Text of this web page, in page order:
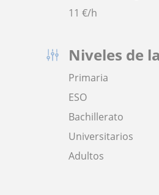
11 €/h
Niveles de
Primaria
ESO
Bachillerato
Universitarios
Adultos